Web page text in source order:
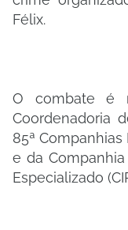
Félix.
O combate é
Coordenadoria
85ª
e da
Especializado